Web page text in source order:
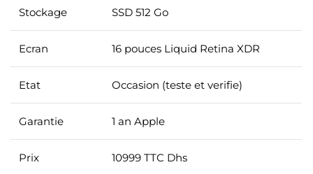
Stockage SSD 512 Go
Ecran 16 pouces Liquid Retina XDR
Etat Occasion (teste et verifie)
Garantie 1 an Apple
Prix 10999 TTC Dhs